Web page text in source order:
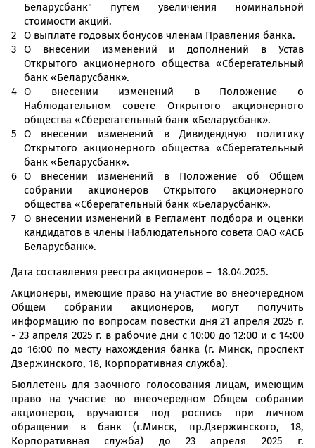
Беларусбанк" путем увеличения номинальной
стоимости акций.
О выплате годовых бонусов членам Правления банка.
О внесении изменений и дополнений в Устав
Открытого акционерного общества «Сберегательный
банк «Беларусбанк».
О внесении изменений в Положение о
Наблюдательном совете Открытого акционерного
общества «Сберегательный банк «Беларусбанк».
О внесении изменений в Дивидендную политику
Открытого акционерного общества «Сберегательный
банк «Беларусбанк».
О внесении изменений в Положение об Общем
собрании акционеров Открытого акционерного
общества «Сберегательный банк «Беларусбанк».
О внесении изменений в Регламент подбора и оценки
кандидатов в члены Наблюдательного совета ОАО «АСБ
Беларусбанк».
Дата составления реестра акционеров – 18.04.2025.
Акционеры, имеющие право на участие во внеочередном
Общем собрании акционеров, могут получить
информацию по вопросам повестки дня 21 апреля 2025 г.
- 23 апреля 2025 г. в рабочие дни с 10:00 до 12:00 и с 14:00
до 16:00 по месту нахождения банка (г. Минск, проспект
Дзержинского, 18, Корпоративная служба).
Бюллетень для заочного голосования лицам, имеющим
право на участие во внеочередном Общем собрании
акционеров, вручаются под роспись при личном
обращении в банк (г.Минск, пр.Дзержинского, 18,
Корпоративная служба) до 23 апреля 2025 г.